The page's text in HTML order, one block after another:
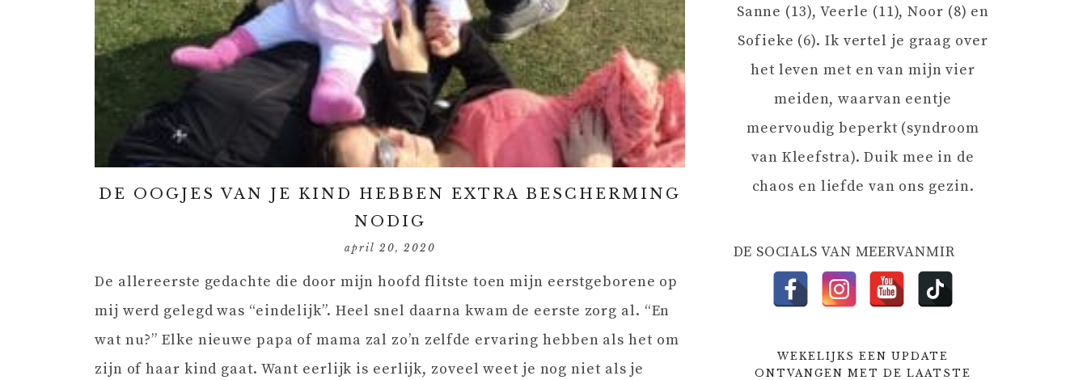
DE OOGJES VAN JE KIND HEBBEN EXTRA BESCHERMING
NODIG
april 20, 2020
De allereerste gedachte die door mijn hoofd flitste toen mijn eerstgeborene op
mij werd gelegd was “eindelijk”. Heel snel daarna kwam de eerste zorg al. “En
wat nu?” Elke nieuwe papa of mama zal zo’n zelfde ervaring hebben als het om
zijn of haar kind gaat. Want eerlijk is eerlijk, zoveel weet je nog niet als je
Sanne (13), Veerle (11), Noor (8) en
Sofieke (6). Ik vertel je graag over
het leven met en van mijn vier
meiden, waarvan eentje
meervoudig beperkt (syndroom
van Kleefstra). Duik mee in de
chaos en liefde van ons gezin.
DE SOCIALS VAN MEERVANMIR
WEKELIJKS EEN UPDATE
ONTVANGEN MET DE LAATSTE